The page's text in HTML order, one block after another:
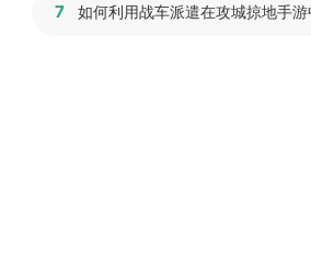
7 如何利用战车派遣在攻城掠地手